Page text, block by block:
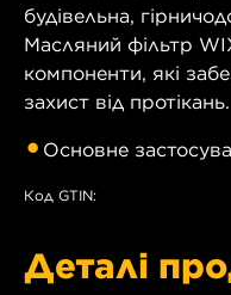
будівельна,
Масляний фільтр
компоненти, які
захист від протікань.
Основне
Код GTIN:
Деталі